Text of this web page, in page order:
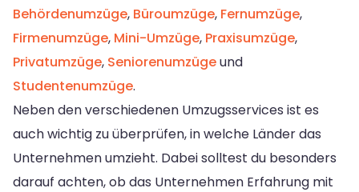
Behördenumzüge, Büroumzüge, Fernumzüge,
Firmenumzüge, Mini-Umzüge, Praxisumzüge,
Privatumzüge, Seniorenumzügeund
Studentenumzüge.
Neben den verschiedenen Umzugsservices ist es
auch wichtig zu überprüfen, in welche Länder das
Unternehmen umzieht. Dabei solltest du besonders
darauf achten, ob das Unternehmen Erfahrung mit